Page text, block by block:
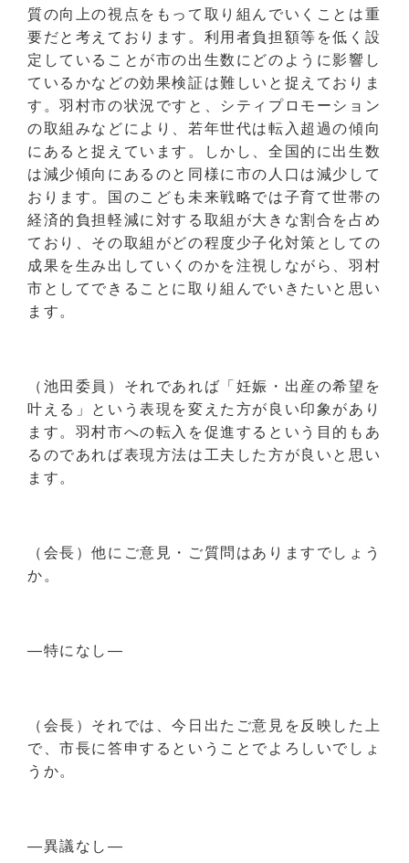
質の向上の視点をもって取り組んでいくことは重
要だと考えております。利用者負担額等を低く設
定していることが市の出生数にどのように影響し
ているかなどの効果検証は難しいと捉えておりま
す。羽村市の状況ですと、シティプロモーション
の取組みなどにより、若年世代は転入超過の傾向
にあると捉えています。しかし、全国的に出生数
は減少傾向にあるのと同様に市の人口は減少して
おります。国のこども未来戦略では子育て世帯の
経済的負担軽減に対する取組が大きな割合を占め
ており、その取組がどの程度少子化対策としての
成果を生み出していくのかを注視しながら、羽村
市としてできることに取り組んでいきたいと思い
ます。
（池田委員）それであれば「妊娠・出産の希望を
叶える」という表現を変えた方が良い印象があり
ます。羽村市への転入を促進するという目的もあ
るのであれば表現方法は工夫した方が良いと思い
ます。
（会長）他にご意見・ご質問はありますでしょう
か。
―特になし―
（会長）それでは、今日出たご意見を反映した上
で、市長に答申するということでよろしいでしょ
うか。
―異議なし―